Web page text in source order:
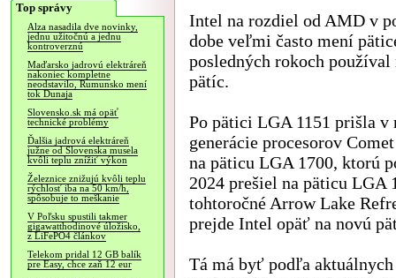
Top správy
Alza nasadila dve novinky,
jednu užitočnú a jednu
kontroverznú
Maďarsko jadrovú elektráreň
nakoniec kompletne
neodstavilo, Rumunsko mení
tok Dunaja
Slovensko.sk má opäť
technické problémy
Ďalšia jadrová elektráreň
južne od Slovenska musela
kvôli teplu znížiť výkon
Železnice znižujú kvôli teplu
rýchlosť iba na 50 km/h,
spôsobuje to meškanie
V Poľsku spustili takmer
gigawatthodinové úložisko,
z LiFePO4 článkov
Telekom pridal 12 GB balík
pre Easy, chce zaň 12 eur
Intel na rozdiel od AMD v
dobe veľmi často mení
posledných rokoch
pätíc.
Po pätici LGA 1151 prišla
generácie procesorov
na päticu LGA 1700, ktorú
2024 prešiel na päticu LGA
tohtoročné Arrow Lake
prejde Intel opäť na novú
Tá má byť podľa